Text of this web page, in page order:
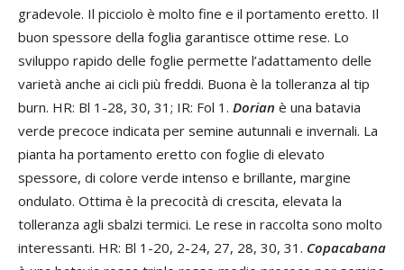
gradevole. Il picciolo è molto fine e il portamento eretto. Il
buon spessore della foglia garantisce ottime rese. Lo
sviluppo rapido delle foglie permette l’adattamento delle
varietà anche ai cicli più freddi. Buona è la tolleranza al tip
burn. HR: Bl 1-28, 30, 31; IR: Fol 1. Dorian è una batavia
verde precoce indicata per semine autunnali e invernali. La
pianta ha portamento eretto con foglie di elevato
spessore, di colore verde intenso e brillante, margine
ondulato. Ottima è la precocità di crescita, elevata la
tolleranza agli sbalzi termici. Le rese in raccolta sono molto
interessanti. HR: Bl 1-20, 2-24, 27, 28, 30, 31. Copacabana